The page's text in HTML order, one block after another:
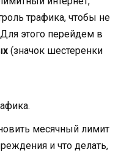
трафика, чтобы не
этого перейдем в
(значок шестеренки
месячный лимит
и что делать,